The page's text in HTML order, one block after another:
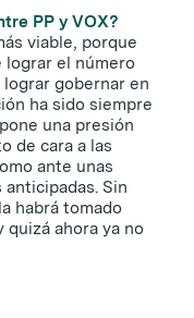
PP y VOX?
viable, porque
lograr el número
gobernar en
ha sido siempre
una presión
de cara a las
ante unas
Sin
habrá tomado
ahora ya no